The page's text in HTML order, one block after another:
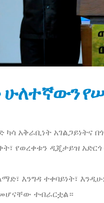
ሁለተኛውን
አቅራቢነት
የወረቀቱን ዲጂታይዝ
እንግዳ ተቀባይነት፣
መሆናቸው ተብራርቷል።